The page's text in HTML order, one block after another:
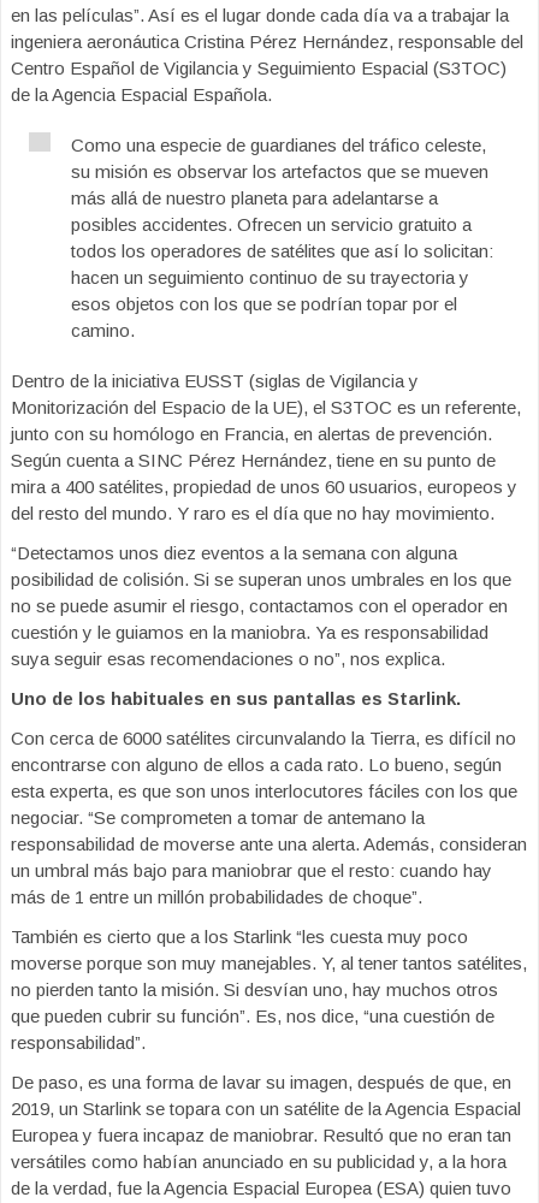
en las películas”. Así es el lugar donde cada día va a trabajar la
ingeniera aeronáutica Cristina Pérez Hernández, responsable del
Centro Español de Vigilancia y Seguimiento Espacial (S3TOC)
de la Agencia Espacial Española.
Como una especie de guardianes del tráfico celeste,
su misión es observar los artefactos que se mueven
más allá de nuestro planeta para adelantarse a
posibles accidentes. Ofrecen un servicio gratuito a
todos los operadores de satélites que así lo solicitan:
hacen un seguimiento continuo de su trayectoria y
esos objetos con los que se podrían topar por el
camino.
Dentro de la iniciativa EUSST (siglas de Vigilancia y
Monitorización del Espacio de la UE), el S3TOC es un referente,
junto con su homólogo en Francia, en alertas de prevención.
Según cuenta a SINC Pérez Hernández, tiene en su punto de
mira a 400 satélites, propiedad de unos 60 usuarios, europeos y
del resto del mundo. Y raro es el día que no hay movimiento.
“Detectamos unos diez eventos a la semana con alguna
posibilidad de colisión. Si se superan unos umbrales en los que
no se puede asumir el riesgo, contactamos con el operador en
cuestión y le guiamos en la maniobra. Ya es responsabilidad
suya seguir esas recomendaciones o no”, nos explica.
Uno de los habituales en sus pantallas es Starlink.
Con cerca de 6000 satélites circunvalando la Tierra, es difícil no
encontrarse con alguno de ellos a cada rato. Lo bueno, según
esta experta, es que son unos interlocutores fáciles con los que
negociar. “Se comprometen a tomar de antemano la
responsabilidad de moverse ante una alerta. Además, consideran
un umbral más bajo para maniobrar que el resto: cuando hay
más de 1 entre un millón probabilidades de choque”.
También es cierto que a los Starlink “les cuesta muy poco
moverse porque son muy manejables. Y, al tener tantos satélites,
no pierden tanto la misión. Si desvían uno, hay muchos otros
que pueden cubrir su función”. Es, nos dice, “una cuestión de
responsabilidad”.
De paso, es una forma de lavar su imagen, después de que, en
2019, un Starlink se topara con un satélite de la Agencia Espacial
Europea y fuera incapaz de maniobrar. Resultó que no eran tan
versátiles como habían anunciado en su publicidad y, a la hora
de la verdad, fue la Agencia Espacial Europea (ESA) quien tuvo